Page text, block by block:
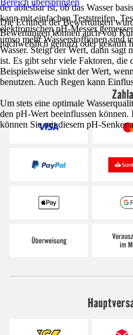
der ablesbar ist, ob das Wasser
kann mit einfachen Teststreifen,
elektronischen pH-Messer
umso mehr Wasserstoffionen sind
Wasser. Steigt der Wert, dann sagt
ist. Es gibt sehr viele Faktoren, die
Beispielsweise sinkt der Wert,
benutzen. Auch Regen kann
Um stets eine optimale
den pH-Wert beeinflussen können.
können Sie mit diesem pH-Senker
Bereich überspringen
Die Echtheit der Bewertungen
Bewertungen können auch von
nachweislich genutzt oder gekauft